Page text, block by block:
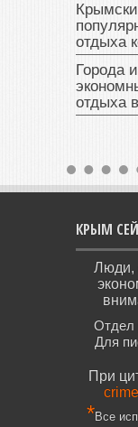
отдыха
Города
отдыха
КРЫМ
Люди,
Отдел
Для
При
*Все